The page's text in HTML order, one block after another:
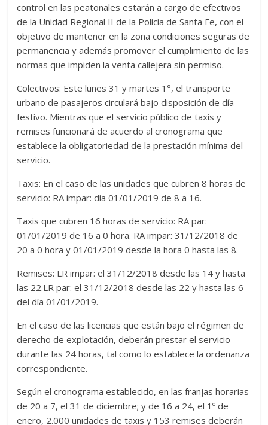
control en las peatonales estarán a cargo de efectivos
de la Unidad Regional II de la Policía de Santa Fe, con el
objetivo de mantener en la zona condiciones seguras de
permanencia y además promover el cumplimiento de las
normas que impiden la venta callejera sin permiso.
Colectivos: Este lunes 31 y martes 1°, el transporte
urbano de pasajeros circulará bajo disposición de día
festivo. Mientras que el servicio público de taxis y
remises funcionará de acuerdo al cronograma que
establece la obligatoriedad de la prestación mínima del
servicio.
Taxis: En el caso de las unidades que cubren 8 horas de
servicio: RA impar: día 01/01/2019 de 8 a 16.
Taxis que cubren 16 horas de servicio: RA par:
01/01/2019 de 16 a 0 hora. RA impar: 31/12/2018 de
20 a 0 hora y 01/01/2019 desde la hora 0 hasta las 8.
Remises: LR impar: el 31/12/2018 desde las 14 y hasta
las 22.LR par: el 31/12/2018 desde las 22 y hasta las 6
del día 01/01/2019.
En el caso de las licencias que están bajo el régimen de
derecho de explotación, deberán prestar el servicio
durante las 24 horas, tal como lo establece la ordenanza
correspondiente.
Según el cronograma establecido, en las franjas horarias
de 20 a 7, el 31 de diciembre; y de 16 a 24, el 1º de
enero, 2.000 unidades de taxis y 153 remises deberán